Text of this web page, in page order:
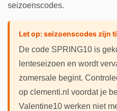
seizoenscodes.
Let op: seizoenscodes zijn
De code SPRING10 is
lenteseizoen en wordt
zomersale begint.
op clementi.nl voordat je
Valentine10 werken niet